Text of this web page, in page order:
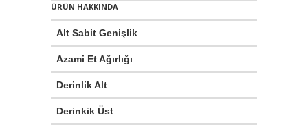
ÜRÜN HAKKINDA
Alt Sabit Genişlik
Azami Et Ağırlığı
Derinlik Alt
Derinkik Üst